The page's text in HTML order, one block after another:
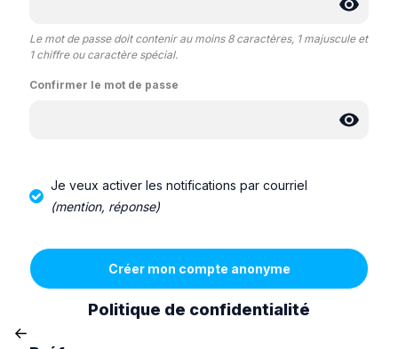
Le mot de passe doit contenir au moins 8 caractères, 1 majuscule et
1 chiffre ou caractère spécial.
Confirmer le mot de passe
Je veux activer les notifications par courriel
(mention, réponse)
Politique de confidentialité